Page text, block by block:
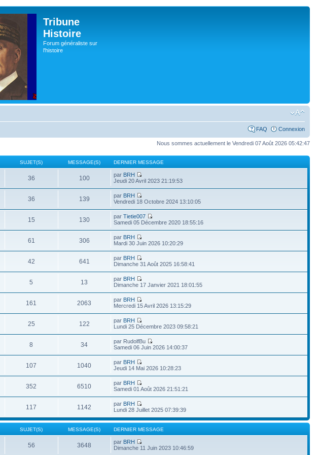
Tribune
Histoire
Forum généraliste sur
l'histoire
FAQ Connexion
Nous sommes actuellement le Vendredi 07 Août 2026 05:42:47
SUJET(S) MESSAGE(S) DERNIER MESSAGE
36 100 par BRH
Jeudi 20 Avril 2023 21:19:53
36 139 par BRH
Vendredi 18 Octobre 2024 13:10:05
15 130 parTietie007
Samedi 05 Décembre 2020 18:55:16
61 306 par BRH
Mardi 30 Juin 2026 10:20:29
42 641 par BRH
Dimanche 31 Août 2025 16:58:41
5 13 par BRH
Dimanche 17 Janvier 2021 18:01:55
161 2063 par BRH
Mercredi 15 Avril 2026 13:15:29
25 122 par BRH
Lundi 25 Décembre 2023 09:58:21
8 34
par RudolfBu
Samedi 06 Juin 2026 14:00:37
107 1040 par BRH
Jeudi 14 Mai 2026 10:28:23
352 6510 par BRH
Samedi 01 Août 2026 21:51:21
117 1142 par BRH
Lundi 28 Juillet 2025 07:39:39
SUJET(S) MESSAGE(S) DERNIER MESSAGE
56 3648 par BRH
Dimanche 11 Juin 2023 10:46:59